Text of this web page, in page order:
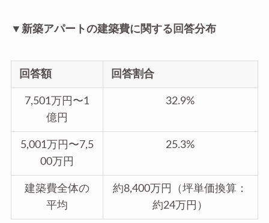
▼新築アパートの建築費に関する回答分布
回答額 回答割合
7,501万円〜1
億円
32.9%
5,001万円〜7,5
00万円
25.3%
建築費全体の
平均
約8,400万円（坪単価換算：
約24万円）